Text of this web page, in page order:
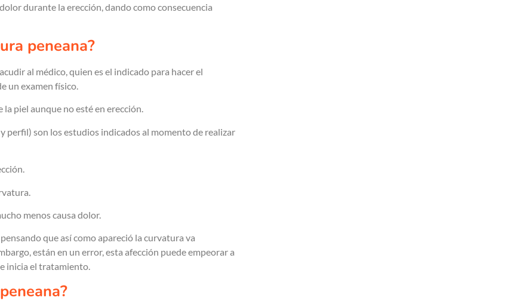
durante la erección, dando como consecuencia
peneana?
al médico, quien es el indicado para hacer el
un examen físico.
piel aunque no esté en erección.
perfil) son los estudios indicados al momento de realizar
menos causa dolor.
que así como apareció la curvatura va
están en un error, esta afección puede empeorar a
inicia el tratamiento.